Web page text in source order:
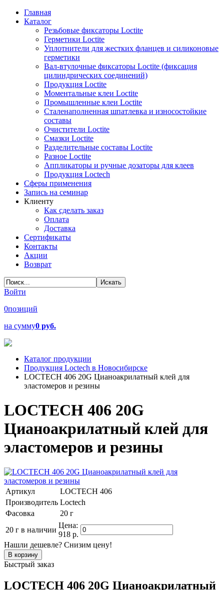
Главная
Каталог
Резьбовые фиксаторы Loctite
Герметики Loctite
Уплотнители для жестких фланцев и силиконовые
герметики
Вал-втулочные фиксаторы Loctite (фиксация
цилиндрических соединений)
Продукция Loctite
Моментальные клеи Loctite
Промышленные клеи Loctite
Сталенаполненная шпатлевка и износостойкие
составы
Очистители Loctite
Смазки Loctite
Разделительные составы Loctite
Разное Loctite
Аппликаторы и ручные дозаторы для клеев
Продукция Loctech
Сферы применения
Запись на семинар
Клиенту
Как сделать заказ
Оплата
Доставка
Сертификаты
Контакты
Акции
Возврат
Войти
0позиций
на сумму0 руб.
Каталог продукции
Продукция Loctech в Новосибирске
LOCTECH 406 20G Цианоакрилатный клей для
эластомеров и резины
LOCTECH 406 20G
Цианоакрилатный клей для
эластомеров и резины
Артикул
LOCTECH 406
Производитель Loctech
Фасовка
20 г
20 г в наличии
Цена:
918 р.
Нашли дешевле? Снизим цену!
Быстрый заказ
LOCTECH 406 20G Цианоакрилатный